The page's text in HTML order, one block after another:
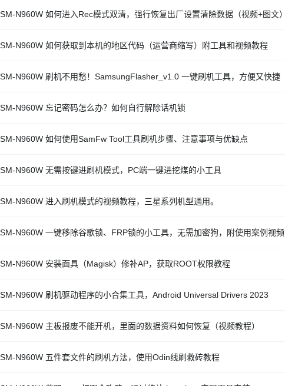
N960W 如何进入Rec模式双清，强行恢复出厂设置清除数据（视频+图文）
N960W 如何获取到本机的地区代码（运营商缩写）附工具和视频教程
N960W 刷机不用愁！SamsungFlasher_v1.0 一键刷机工具，方便又快捷
N960W 忘记密码怎么办？如何自行解除话机锁
N960W 如何使用SamFw Tool工具刷机步骤、注意事项与优缺点
N960W 无需按键进刷机模式，PC端一键进挖煤的小工具
N960W 进入刷机模式的视频教程，三星系列机型通用。
N960W 一键移除谷歌锁、FRP锁的小工具，无需加密狗，附使用案例视频
N960W 安装面具（Magisk）修补AP，获取ROOT权限教程
N960W 刷机驱动程序的小合集工具，Android Universal Drivers 2023
N960W 主板报废不能开机，里面的数据资料如何恢复（视频教程）
N960W 五件套文件的刷机方法，使用Odin线刷救砖教程